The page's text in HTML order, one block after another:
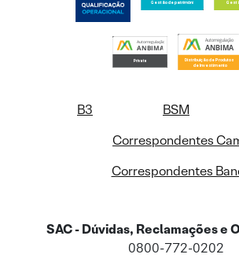
B3 BSM
Correspondentes
Correspondentes
SAC - Dúvidas, Reclamações e
0800-772-0202